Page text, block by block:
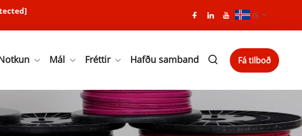
IS
Mál Fréttir Hafðu samband Fá tilboð